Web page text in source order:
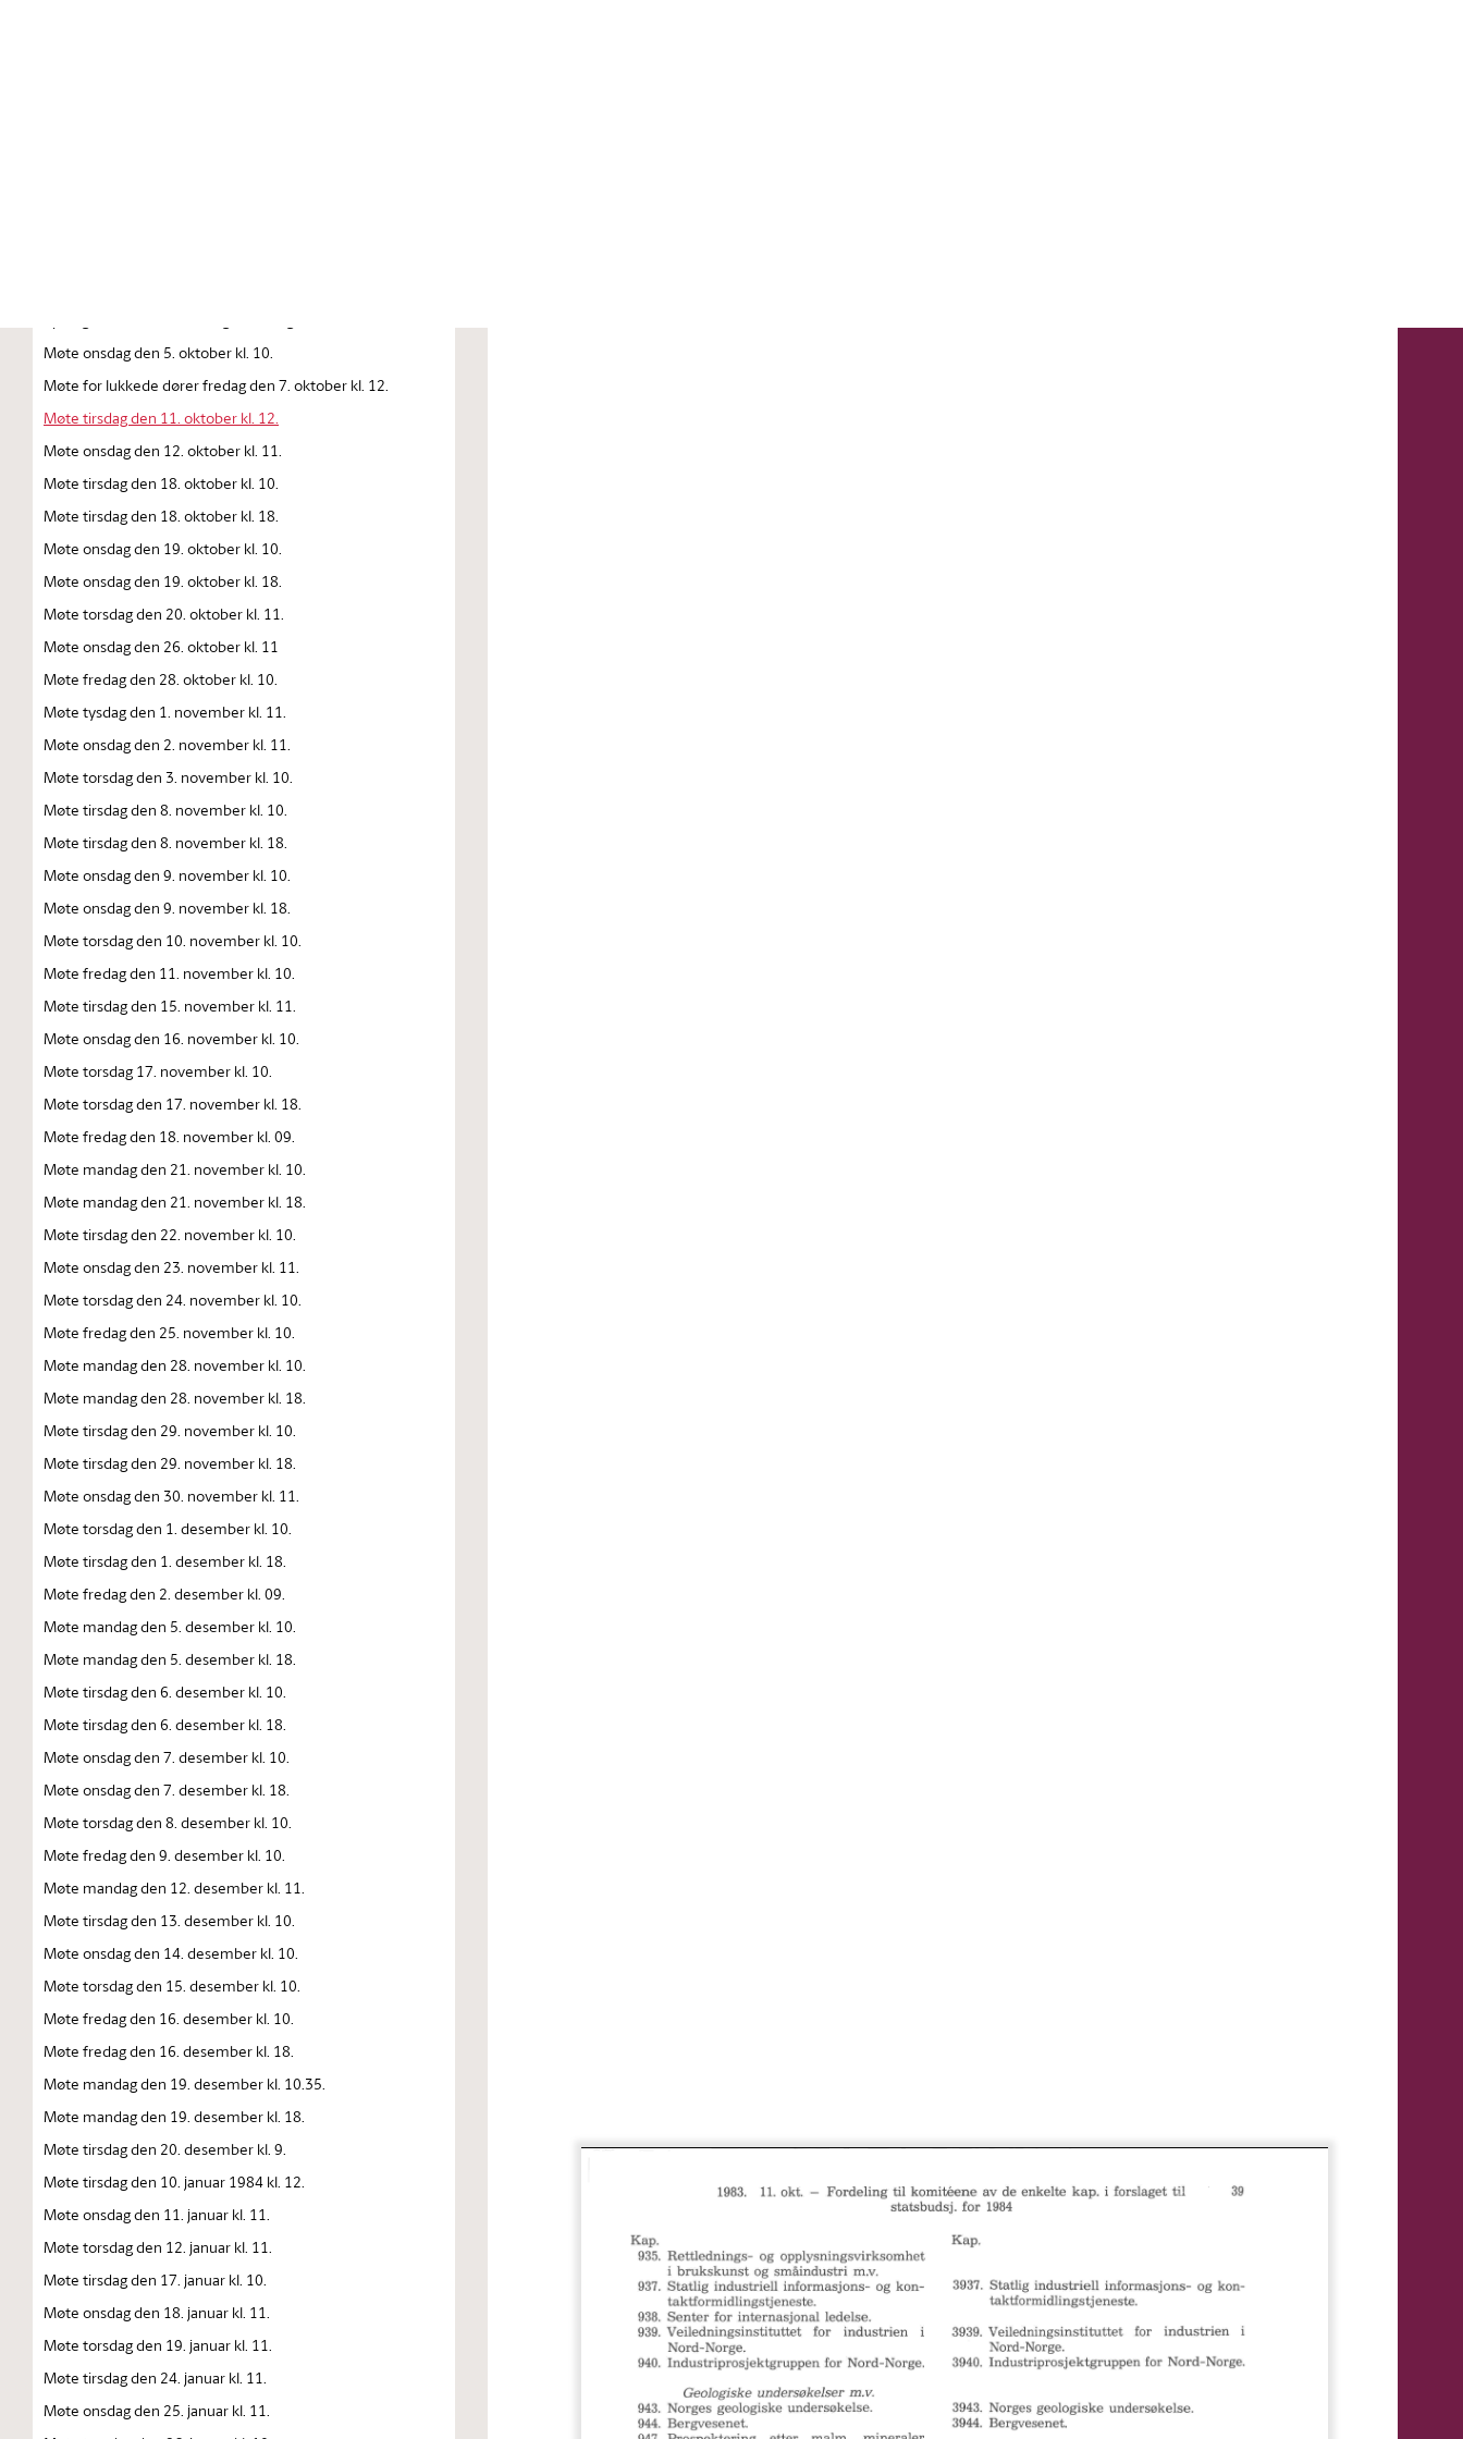
Møte onsdag den 5. oktober kl. 10.
Møte for lukkede dører fredag den 7. oktober kl. 12.
Møte tirsdag den 11. oktober kl. 12.
Møte onsdag den 12. oktober kl. 11.
Møte tirsdag den 18. oktober kl. 10.
Møte tirsdag den 18. oktober kl. 18.
Møte onsdag den 19. oktober kl. 10.
Møte onsdag den 19. oktober kl. 18.
Møte torsdag den 20. oktober kl. 11.
Møte onsdag den 26. oktober kl. 11
Møte fredag den 28. oktober kl. 10.
Møte tysdag den 1. november kl. 11.
Møte onsdag den 2. november kl. 11.
Møte torsdag den 3. november kl. 10.
Møte tirsdag den 8. november kl. 10.
Møte tirsdag den 8. november kl. 18.
Møte onsdag den 9. november kl. 10.
Møte onsdag den 9. november kl. 18.
Møte torsdag den 10. november kl. 10.
Møte fredag den 11. november kl. 10.
Møte tirsdag den 15. november kl. 11.
Møte onsdag den 16. november kl. 10.
Møte torsdag 17. november kl. 10.
Møte torsdag den 17. november kl. 18.
Møte fredag den 18. november kl. 09.
Møte mandag den 21. november kl. 10.
Møte mandag den 21. november kl. 18.
Møte tirsdag den 22. november kl. 10.
Møte onsdag den 23. november kl. 11.
Møte torsdag den 24. november kl. 10.
Møte fredag den 25. november kl. 10.
Møte mandag den 28. november kl. 10.
Møte mandag den 28. november kl. 18.
Møte tirsdag den 29. november kl. 10.
Møte tirsdag den 29. november kl. 18.
Møte onsdag den 30. november kl. 11.
Møte torsdag den 1. desember kl. 10.
Møte tirsdag den 1. desember kl. 18.
Møte fredag den 2. desember kl. 09.
Møte mandag den 5. desember kl. 10.
Møte mandag den 5. desember kl. 18.
Møte tirsdag den 6. desember kl. 10.
Møte tirsdag den 6. desember kl. 18.
Møte onsdag den 7. desember kl. 10.
Møte onsdag den 7. desember kl. 18.
Møte torsdag den 8. desember kl. 10.
Møte fredag den 9. desember kl. 10.
Møte mandag den 12. desember kl. 11.
Møte tirsdag den 13. desember kl. 10.
Møte onsdag den 14. desember kl. 10.
Møte torsdag den 15. desember kl. 10.
Møte fredag den 16. desember kl. 10.
Møte fredag den 16. desember kl. 18.
Møte mandag den 19. desember kl. 10.35.
Møte mandag den 19. desember kl. 18.
Møte tirsdag den 20. desember kl. 9.
Møte tirsdag den 10. januar 1984 kl. 12.
Møte onsdag den 11. januar kl. 11.
Møte torsdag den 12. januar kl. 11.
Møte tirsdag den 17. januar kl. 10.
Møte onsdag den 18. januar kl. 11.
Møte torsdag den 19. januar kl. 11.
Møte tirsdag den 24. januar kl. 11.
Møte onsdag den 25. januar kl. 11.